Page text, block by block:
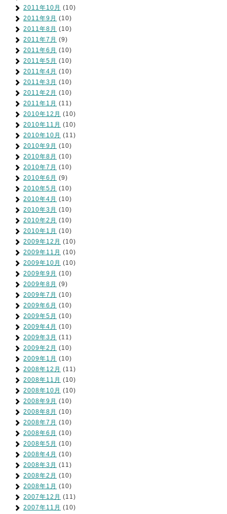
2011年10月 (10)
2011年9月 (10)
2011年8月 (10)
2011年7月 (9)
2011年6月 (10)
2011年5月 (10)
2011年4月 (10)
2011年3月 (10)
2011年2月 (10)
2011年1月 (11)
2010年12月 (10)
2010年11月 (10)
2010年10月 (11)
2010年9月 (10)
2010年8月 (10)
2010年7月 (10)
2010年6月 (9)
2010年5月 (10)
2010年4月 (10)
2010年3月 (10)
2010年2月 (10)
2010年1月 (10)
2009年12月 (10)
2009年11月 (10)
2009年10月 (10)
2009年9月 (10)
2009年8月 (9)
2009年7月 (10)
2009年6月 (10)
2009年5月 (10)
2009年4月 (10)
2009年3月 (11)
2009年2月 (10)
2009年1月 (10)
2008年12月 (11)
2008年11月 (10)
2008年10月 (10)
2008年9月 (10)
2008年8月 (10)
2008年7月 (10)
2008年6月 (10)
2008年5月 (10)
2008年4月 (10)
2008年3月 (11)
2008年2月 (10)
2008年1月 (10)
2007年12月 (11)
2007年11月 (10)